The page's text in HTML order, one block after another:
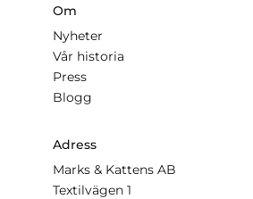
Om
Nyheter
Vår historia
Press
Blogg
Adress
Marks & Kattens AB
Textilvägen 1